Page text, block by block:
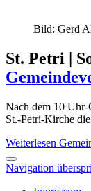
Bild: Gerd
St. Petri |
Nach dem 10 Uhr-
St.-Petri-Kirche
Weiterlesen
Navigation